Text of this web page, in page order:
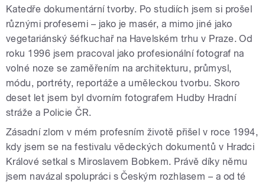
Katedře dokumentární tvorby. Po studiích jsem si prošel
různými profesemi – jako je masér, a mimo jiné jako
vegetariánský šéfkuchař na Havelském trhu v Praze. Od
roku 1996 jsem pracoval jako profesionální fotograf na
volné noze se zaměřením na architekturu, průmysl,
módu, portréty, reportáže a uměleckou tvorbu. Skoro
deset let jsem byl dvorním fotografem Hudby Hradní
stráže a Policie ČR.
Zásadní zlom v mém profesním životě přišel v roce 1994,
kdy jsem se na festivalu vědeckých dokumentů v Hradci
Králové setkal s Miroslavem Bobkem. Právě díky němu
jsem navázal spolupráci s Českým rozhlasem – a od té